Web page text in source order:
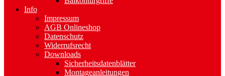
Info
Impressum
AGB Onlineshop
Datenschutz
Widerrufsrecht
Downloads
Sicherheitsdatenblätter
Montageanleitungen